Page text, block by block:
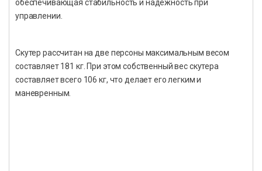
обеспечивающая стабильность и надежность при
управлении.
Скутер рассчитан на две персоны максимальным весом
составляет 181 кг. При этом собственный вес скутера
составляет всего 106 кг, что делает его легким и
маневренным.